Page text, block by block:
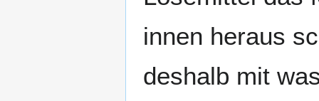
innen heraus
deshalb mit